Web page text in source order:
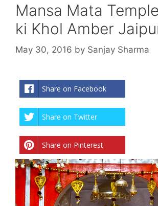
Mansa Mata
ki Khol Amber
May 30, 2016 by Sanjay Sharma
Share on Facebook
Share on Twitter
Share on Pinterest